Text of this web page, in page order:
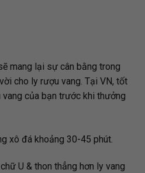
mang lại sự cân bằng trong
cho ly rượu vang. Tại VN, tốt
của bạn trước khi thưởng
xô đá khoảng 30-45 phút.
U & thon thẳng hơn ly vang